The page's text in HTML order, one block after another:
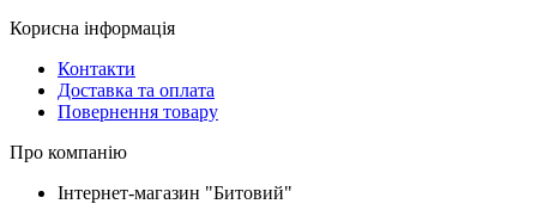
Корисна інформація
Контакти
Доставка та оплата
Повернення товару
Про компанію
Інтернет-магазин "Битовий"